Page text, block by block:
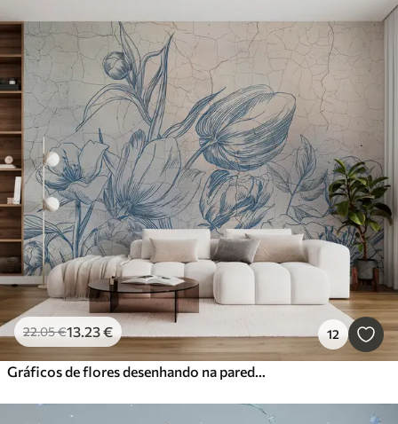
22.05€13.23€ 12
Gráficos de flores desenhando na parede do loft